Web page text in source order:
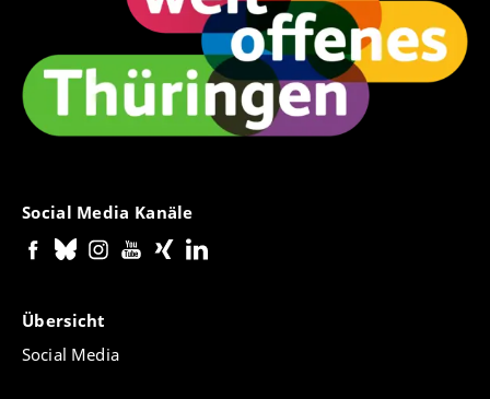
Social Media Kanäle
Übersicht
Social Media